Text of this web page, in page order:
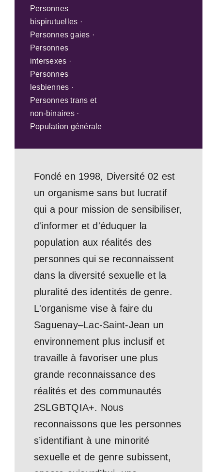
Personnes
bispirutuelles ·
Personnes gaies ·
Personnes
intersexes ·
Personnes
lesbiennes ·
Personnes trans et
non-binaires ·
Population générale
Fondé en 1998, Diversité 02 est
un organisme sans but lucratif
qui a pour mission de sensibiliser,
d'informer et d'éduquer la
population aux réalités des
personnes qui se reconnaissent
dans la diversité sexuelle et la
pluralité des identités de genre.
L'organisme vise à faire du
Saguenay–Lac-Saint-Jean un
environnement plus inclusif et
travaille à favoriser une plus
grande reconnaissance des
réalités et des communautés
2SLGBTQIA+. Nous
reconnaissons que les personnes
s’identifiant à une minorité
sexuelle et de genre subissent,